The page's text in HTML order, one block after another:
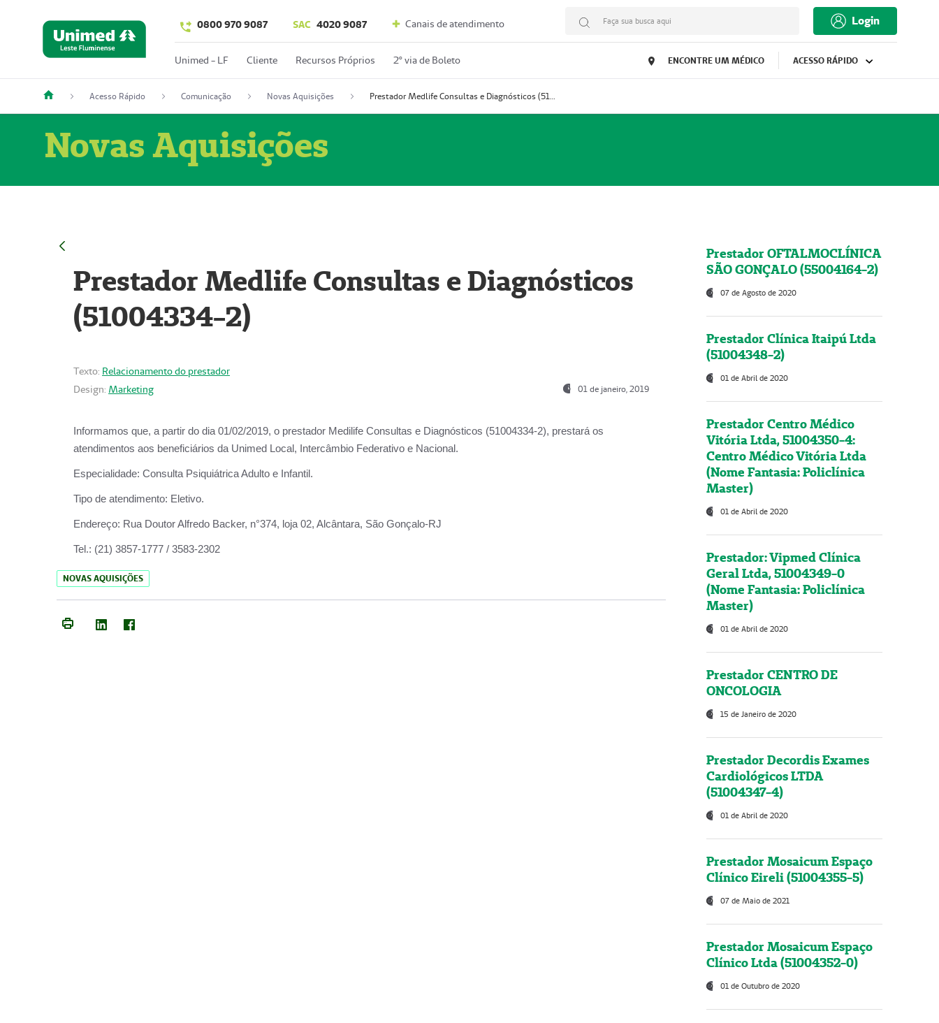
0800 970 9087 SAC 4020 9087 Canais de atendimento Faça sua busca aqui Login
Unimed - LF Cliente Recursos Próprios 2º via de Boleto ENCONTRE UM MÉDICO ACESSO RÁPIDO
Acesso Rápido Comunicação Novas Aquisições Prestador Medlife Consultas e Diagnósticos (51004334-2)
Novas Aquisições
Prestador Medlife Consultas e Diagnósticos
(51004334-2)
Texto: Relacionamento do prestador
Design: Marketing 01 de janeiro, 2019
Informamos que, a partir do dia 01/02/2019, o prestador Medilife Consultas e Diagnósticos (51004334-2), prestará os
atendimentos aos beneficiários da Unimed Local, Intercâmbio Federativo e Nacional.
Especialidade: Consulta Psiquiátrica Adulto e Infantil.
Tipo de atendimento: Eletivo.
Endereço: Rua Doutor Alfredo Backer, n°374, loja 02, Alcântara, São Gonçalo-RJ
Tel.: (21) 3857-1777 / 3583-2302
NOVAS AQUISIÇÕES
Prestador OFTALMOCLÍNICA
SÃO GONÇALO (55004164-2)
07 de Agosto de 2020
Prestador Clínica Itaipú Ltda
(51004348-2)
01 de Abril de 2020
Prestador Centro Médico
Vitória Ltda, 51004350-4:
Centro Médico Vitória Ltda
(Nome Fantasia: Policlínica
Master)
01 de Abril de 2020
Prestador: Vipmed Clínica
Geral Ltda, 51004349-0
(Nome Fantasia: Policlínica
Master)
01 de Abril de 2020
Prestador CENTRO DE
ONCOLOGIA
15 de Janeiro de 2020
Prestador Decordis Exames
Cardiológicos LTDA
(51004347-4)
01 de Abril de 2020
Prestador Mosaicum Espaço
Clínico Eireli (51004355-5)
07 de Maio de 2021
Prestador Mosaicum Espaço
Clínico Ltda (51004352-0)
01 de Outubro de 2020